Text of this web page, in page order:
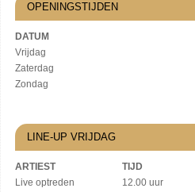
OPENINGSTIJDEN
DATUM
Vrijdag
Zaterdag
Zondag
LINE-UP VRIJDAG
ARTIEST
TIJD
Live optreden
12.00 uur